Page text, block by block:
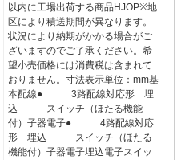
以内に工場出荷する商品HJOP※地
区により積送期間が異なります。
状況により納期がかかる場合がご
ざいますのでご了承ください。希
望小売価格には消費税は含まれて
おりません。寸法表示単位：mm基
本配線● 3路配線対応形 埋
込 スイッチ（ほたる機能
付）子器電子● 4路配線対応
形 埋込 スイッチ（ほたる
機能付）子器電子埋込電子スイッ